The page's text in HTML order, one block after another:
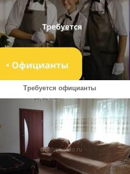
Требуется официанты